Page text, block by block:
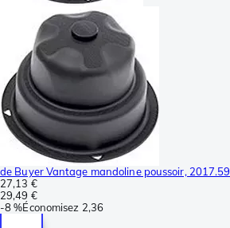
de Buyer Vantage mandoline poussoir, 2017.59
27,13 €
29,49 €
-8 %Économisez 2,36